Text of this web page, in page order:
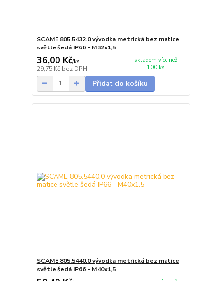
SCAME 805.5432.0 vývodka metrická bez matice
světle šedá IP66 - M32x1,5
36,00 Kč/ks
29,75 Kč bez DPH
skladem více než
100 ks
Přidat do košíku
SCAME 805.5440.0 vývodka metrická bez matice
světle šedá IP66 - M40x1,5